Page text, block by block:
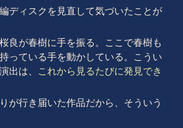
ディスクを見直して気づいたことが
良が春樹に手を振る。ここで春樹も
っている手を動かしている。こうい
出は、
これから見るたびに発見でき
が行き届いた作品だから、そういう